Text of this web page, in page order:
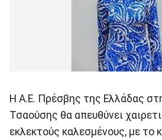
Η Α.Ε. Πρέσβης της Ελλάδας
Τσαούσης θα απευθύνει
εκλεκτούς καλεσμένους, με το